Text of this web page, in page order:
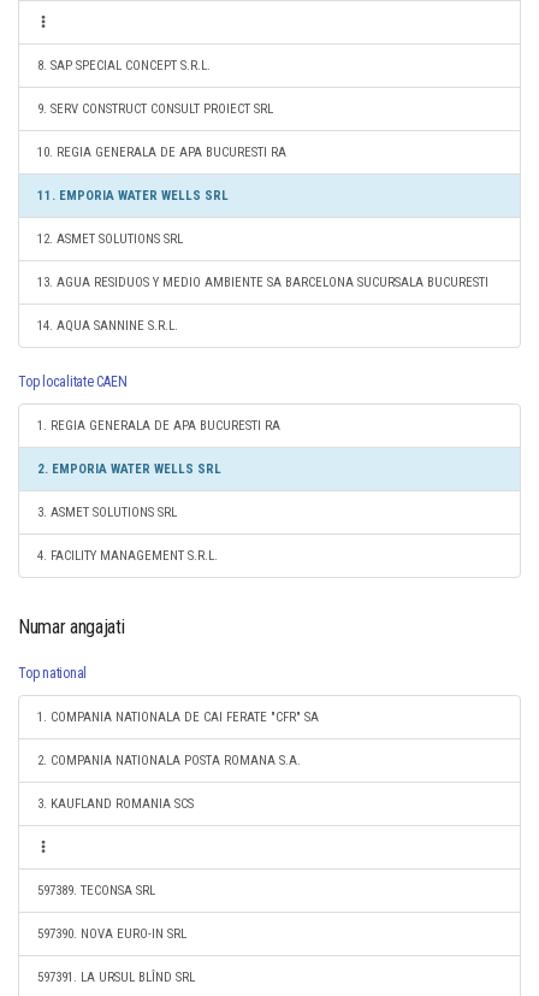
8. SAP SPECIAL CONCEPT S.R.L.
9. SERV CONSTRUCT CONSULT PROIECT SRL
10. REGIA GENERALA DE APA BUCURESTI RA
11. EMPORIA WATER WELLS SRL
12. ASMET SOLUTIONS SRL
13. AGUA RESIDUOS Y MEDIO AMBIENTE SA BARCELONA SUCURSALA BUCURESTI
14. AQUA SANNINE S.R.L.
Top localitate CAEN
1. REGIA GENERALA DE APA BUCURESTI RA
2. EMPORIA WATER WELLS SRL
3. ASMET SOLUTIONS SRL
4. FACILITY MANAGEMENT S.R.L.
Numar angajati
Top national
1. COMPANIA NATIONALA DE CAI FERATE "CFR" SA
2. COMPANIA NATIONALA POSTA ROMANA S.A.
3. KAUFLAND ROMANIA SCS
597389. TECONSA SRL
597390. NOVA EURO-IN SRL
597391. LA URSUL BLÎND SRL